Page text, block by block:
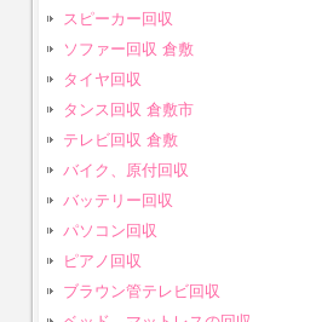
スピーカー回収
ソファー回収 倉敷
タイヤ回収
タンス回収 倉敷市
テレビ回収 倉敷
バイク、原付回収
バッテリー回収
パソコン回収
ピアノ回収
ブラウン管テレビ回収